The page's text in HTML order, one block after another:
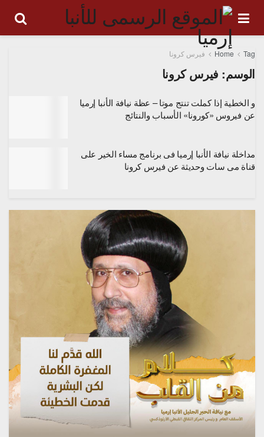
Home Tag فيرس كرونا
الوسم: فيرس كرونا
و الخطية إذا كملت تنتج موتا – عظة نيافة الأنبا إرميا
عن فيروس «كورونا» الأسباب والنتائج
مداخلة نيافة الأنبا إرميا فى برنامج مساء الخير على
قناة مى سات وحديثة عن فيرس كرونا